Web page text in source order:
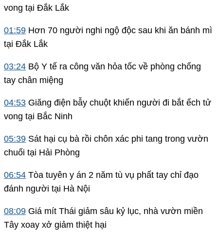
vong tại Đắk Lắk
01:59 Hơn 70 người nghi ngộ độc sau khi ăn bánh mì
tại Đắk Lắk
03:24 Bộ Y tế ra công văn hỏa tốc về phòng chống
tay chân miệng
04:53 Giăng điện bẫy chuột khiến người đi bắt ếch tử
vong tại Bắc Ninh
05:39 Sát hại cụ bà rồi chôn xác phi tang trong vườn
chuối tại Hải Phòng
06:54 Tòa tuyên y án 2 năm tù vụ phất tay chỉ đạo
đánh người tại Hà Nội
08:09 Giá mít Thái giảm sâu kỷ lục, nhà vườn miền
Tây xoay xở giảm thiệt hại